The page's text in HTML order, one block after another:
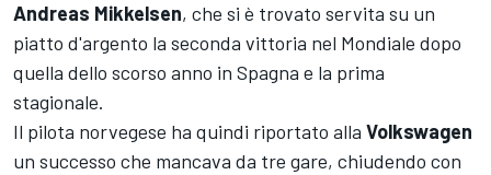
Andreas Mikkelsen, che si è trovato servita su un
piatto d'argento la seconda vittoria nel Mondiale dopo
quella dello scorso anno in Spagna e la prima
stagionale.
Il pilota norvegese ha quindi riportato alla Volkswagen
un successo che mancava da tre gare, chiudendo con